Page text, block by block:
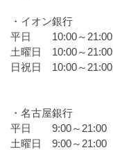
・イオン銀行
平日 10:00～21:00
土曜日 10:00～21:00
日祝日 10:00～21:00
・名古屋銀行
平日 9:00～21:00
土曜日 9:00～21:00